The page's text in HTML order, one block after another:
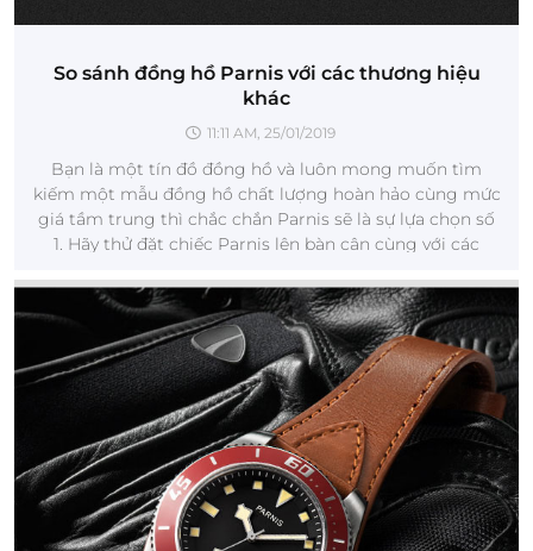
So sánh đồng hồ Parnis với các thương hiệu
khác
11:11 AM, 25/01/2019
Bạn là một tín đồ đồng hồ và luôn mong muốn tìm
kiếm một mẫu đồng hồ chất lượng hoàn hảo cùng mức
giá tầm trung thì chắc chắn Parnis sẽ là sự lựa chọn số
1. Hãy thử đặt chiếc Parnis lên bàn cân cùng với các